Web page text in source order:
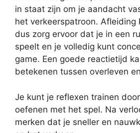
in staat zijn om je aandacht
het verkeerspatroon. Afleiding
dus zorg ervoor dat je in een
speelt en je volledig kunt
game. Een goede reactietijd
betekenen tussen overleven
Je kunt je reflexen trainen
oefenen met het spel. Na
merken dat je sneller en